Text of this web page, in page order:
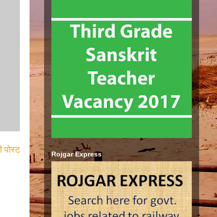
पोस्ट Rojgar Express